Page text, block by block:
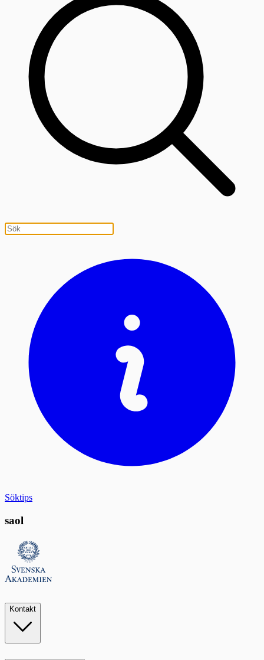
Söktips
saol
Kontakt